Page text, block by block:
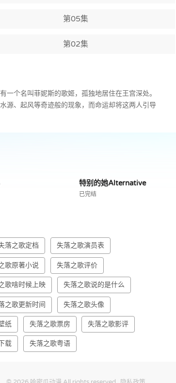
第05集
第02集
个名叫菲妮斯的歌姬，孤独地居住在王宫深处。
源、起风等奇迹般的现象，而命运却将这两人引导
特别的她Alternative
已完结
落之歌定档 失落之歌演员表
歌原著小说 失落之歌评价
歌啥时候上映 失落之歌说的是什么
之歌更新时间 失落之歌头像
纸 失落之歌票房 失落之歌影评
载 失落之歌粤语